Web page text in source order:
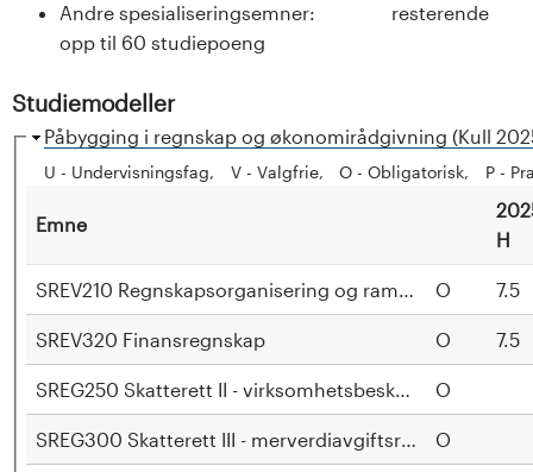
a
n
Andre spesialiseringsemner: resterende
opp til 60 studiepoeng
Studiemodeller
H
i
e
Påbygging i regnskap og økonomirådgivning (Kull
U - Undervisningsfag V - Valgfrie O - Obligatorisk P -
Emne
H
SREV210 Regnskapsorganisering og rammebetingelser
O 7.5
SREV320 Finansregnskap O 7.5
SREG250 Skatterett II - virksomhetsbeskatning
O
SREG300 Skatterett III - merverdiavgiftsrett O